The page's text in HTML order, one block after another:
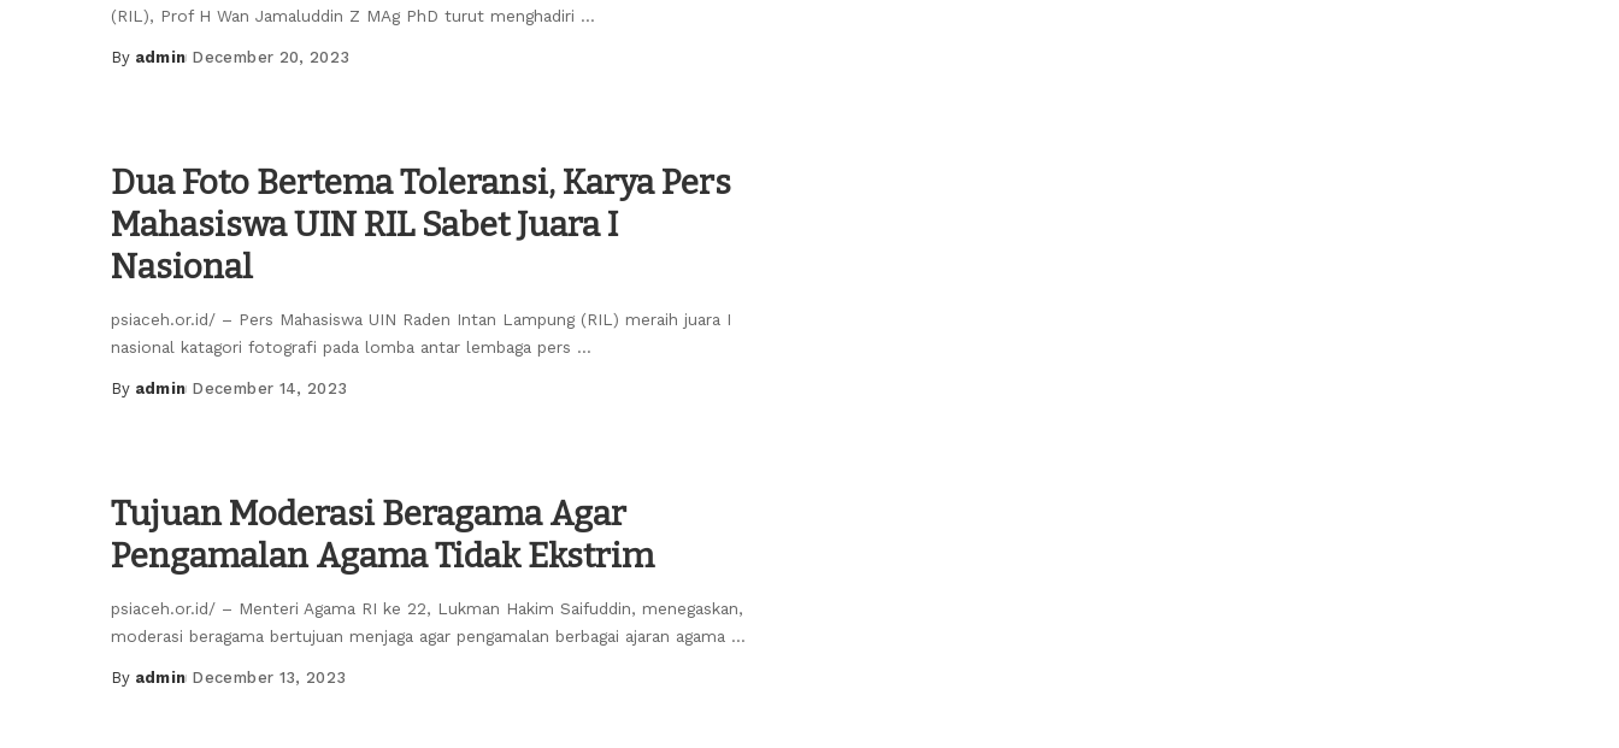
(RIL), Prof H Wan Jamaluddin Z MAg PhD turut menghadiri ...
Posted
By admin December 20, 2023
Dua Foto Bertema Toleransi, Karya Pers
Mahasiswa UIN RIL Sabet Juara I
Nasional
psiaceh.or.id/ – Pers Mahasiswa UIN Raden Intan Lampung (RIL) meraih juara I
nasional katagori fotografi pada lomba antar lembaga pers ...
Posted
By admin December 14, 2023
Tujuan Moderasi Beragama Agar
Pengamalan Agama Tidak Ekstrim
psiaceh.or.id/ – Menteri Agama RI ke 22, Lukman Hakim Saifuddin, menegaskan,
moderasi beragama bertujuan menjaga agar pengamalan berbagai ajaran agama ...
Posted
By admin December 13, 2023